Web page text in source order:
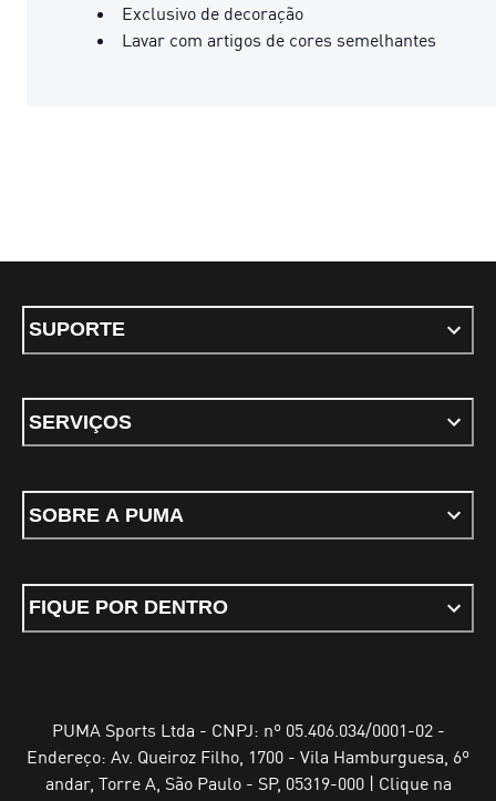
Exclusivo de decoração
Lavar com artigos de cores semelhantes
SUPORTE
SERVIÇOS
SOBRE A PUMA
FIQUE POR DENTRO
PUMA Sports Ltda - CNPJ: nº 05.406.034/0001-02 -
Endereço: Av. Queiroz Filho, 1700 - Vila Hamburguesa, 6º
andar, Torre A, São Paulo - SP, 05319-000 | Clique na